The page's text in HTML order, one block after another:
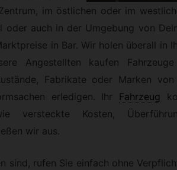
im östlichen oder im
oder auch in der Umgebung von
in Bar. Wir holen überall in
Angestellten kaufen
Fabrikate oder Marken
erledigen. Ihr
Fahrzeug
versteckte Kosten,
wir aus.
sind, rufen Sie einfach ohne